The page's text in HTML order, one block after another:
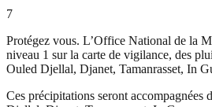
7
Protégez vous. L’Office National de la
niveau 1 sur la carte de vigilance, des
Ouled Djellal, Djanet, Tamanrasset, In
Ces précipitations seront